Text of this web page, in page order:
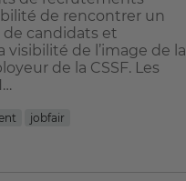
de rencontrer un
candidats et
visibilité de l’image de la
de la CSSF. Les
jobfair